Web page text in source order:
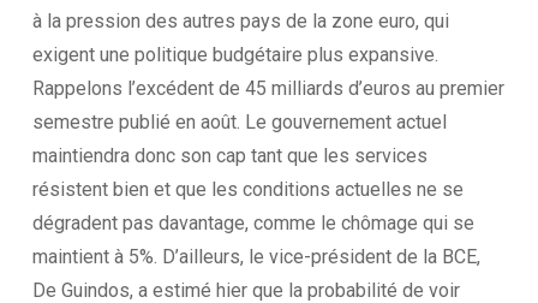
à la pression des autres pays de la zone euro, qui
exigent une politique budgétaire plus expansive.
Rappelons l’excédent de 45 milliards d’euros au premier
semestre publié en août. Le gouvernement actuel
maintiendra donc son cap tant que les services
résistent bien et que les conditions actuelles ne se
dégradent pas davantage, comme le chômage qui se
maintient à 5%. D’ailleurs, le vice-président de la BCE,
De Guindos, a estimé hier que la probabilité de voir